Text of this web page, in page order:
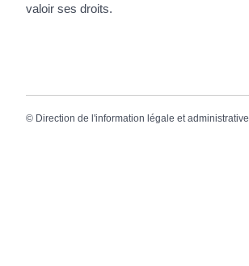
valoir ses droits.
© Direction de l'information légale et administrative